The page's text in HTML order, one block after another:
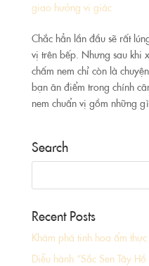
giao hưởng vị giác
Chắc hẳn lần đầu sẽ rất
vị trên bếp. Nhưng sau khi
chấm nem chỉ còn là
bạn ăn điểm trong chính
nem chuẩn vị gồm những
Search
Recent Posts
Khám phá tinh hoa ẩm
Diễu hành “Sắc Sen Tây